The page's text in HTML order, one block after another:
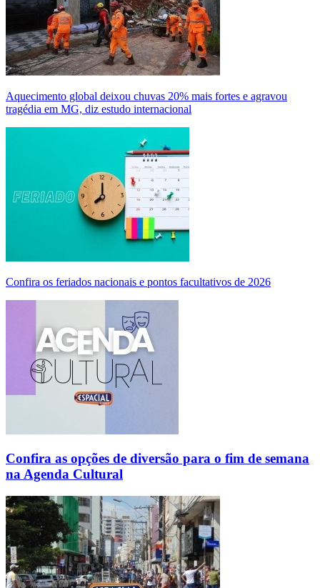
Aquecimento global deixou chuvas 20% mais fortes e agravou
tragédia em MG, diz estudo internacional
Confira os feriados nacionais e pontos facultativos de 2026
Confira as opções de diversão para o fim de semana
na Agenda Cultural